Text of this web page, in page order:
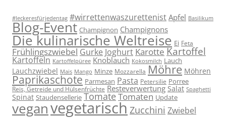
#leckeresfürjedentag #wirrettenwaszurettenist Apfel Basilikum
Blog-Event Champignon Champignons
Die kulinarische Weltreise Ei Feta
Frühlingszwiebel Gurke Joghurt Karotte Kartoffel
Kartoffeln Kartoffelpüree Knoblauch Kokosmilch Lauch
Lauchzwiebel Mais Mango Minze Mozzarella Möhre Möhren
Paprikaschote Parmesan Pasta Petersilie Porree
Reis, Getreide und Hülsenfrüchte Resteverwertung Salat Spaghetti
Spinat Staudensellerie TomateTomaten Update
veganvegetarisch Zucchini Zwiebel